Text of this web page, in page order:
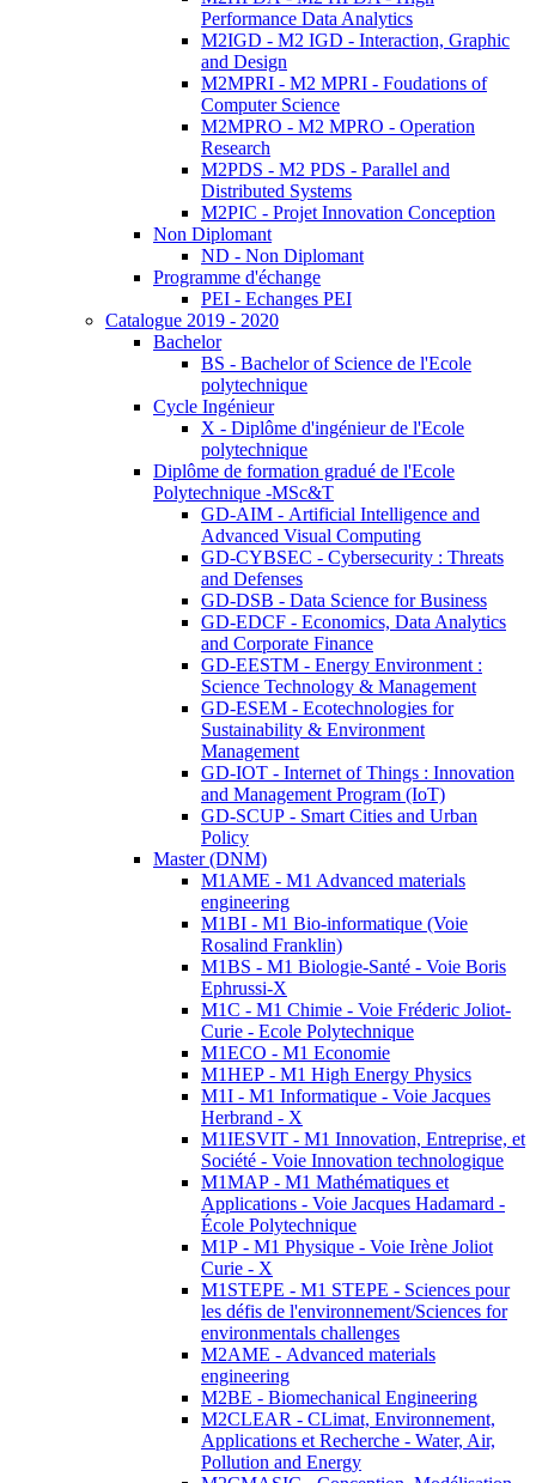
Performance Data Analytics
M2IGD - M2 IGD - Interaction, Graphic
and Design
M2MPRI - M2 MPRI - Foudations of
Computer Science
M2MPRO - M2 MPRO - Operation
Research
M2PDS - M2 PDS - Parallel and
Distributed Systems
M2PIC - Projet Innovation Conception
Non Diplomant
ND - Non Diplomant
Programme d'échange
PEI - Echanges PEI
Catalogue 2019 - 2020
Bachelor
BS - Bachelor of Science de l'Ecole
polytechnique
Cycle Ingénieur
X - Diplôme d'ingénieur de l'Ecole
polytechnique
Diplôme de formation gradué de l'Ecole
Polytechnique -MSc&T
GD-AIM - Artificial Intelligence and
Advanced Visual Computing
GD-CYBSEC - Cybersecurity : Threats
and Defenses
GD-DSB - Data Science for Business
GD-EDCF - Economics, Data Analytics
and Corporate Finance
GD-EESTM - Energy Environment :
Science Technology & Management
GD-ESEM - Ecotechnologies for
Sustainability & Environment
Management
GD-IOT - Internet of Things : Innovation
and Management Program (IoT)
GD-SCUP - Smart Cities and Urban
Policy
Master (DNM)
M1AME - M1 Advanced materials
engineering
M1BI - M1 Bio-informatique (Voie
Rosalind Franklin)
M1BS - M1 Biologie-Santé - Voie Boris
Ephrussi-X
M1C - M1 Chimie - Voie Fréderic Joliot-
Curie - Ecole Polytechnique
M1ECO - M1 Economie
M1HEP - M1 High Energy Physics
M1I - M1 Informatique - Voie Jacques
Herbrand - X
M1IESVIT - M1 Innovation, Entreprise, et
Société - Voie Innovation technologique
M1MAP - M1 Mathématiques et
Applications - Voie Jacques Hadamard -
École Polytechnique
M1P - M1 Physique - Voie Irène Joliot
Curie - X
M1STEPE - M1 STEPE - Sciences pour
les défis de l'environnement/Sciences for
environmentals challenges
M2AME - Advanced materials
engineering
M2BE - Biomechanical Engineering
M2CLEAR - CLimat, Environnement,
Applications et Recherche - Water, Air,
Pollution and Energy